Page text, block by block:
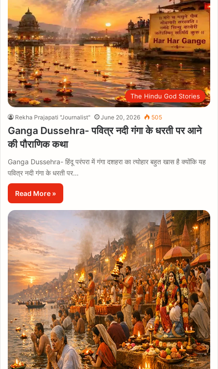
The Hindu God Stories
Rekha Prajapati "Journalist" June 20, 2026 505
Ganga Dussehra- पवित्र नदी गंगा के धरती पर आने
की पौराणिक कथा
Ganga Dussehra- हिंदू परंपरा में गंगा दशहरा का त्योहार बहुत खास है क्योंकि यह
पवित्र नदी गंगा के धरती पर…
Read More »